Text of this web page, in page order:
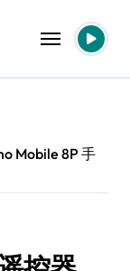
Mobile 8P 手